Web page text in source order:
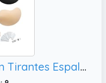
deportivo mujer,
deportivo,
deportivo
sostenes
Richaa Sujetador sin Tirantes Espalda al Aire, 2 Pares Sujetador Adhesivo Push Up Sticky Bra